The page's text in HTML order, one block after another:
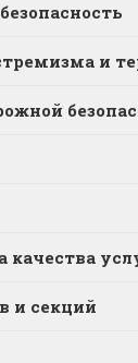
и
качества
и секций